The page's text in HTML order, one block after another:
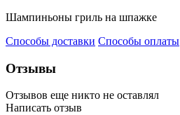
Шампиньоны гриль на шпажке
Способы доставки Способы оплаты
Отзывы
Отзывов еще никто не оставлял
Написать отзыв